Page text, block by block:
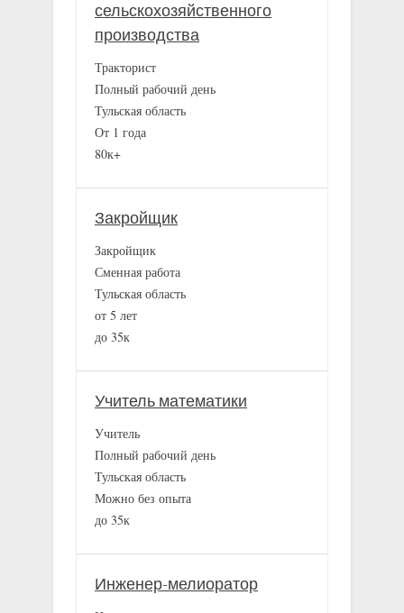
сельскохозяйственного
производства
Тракторист
Полный рабочий день
Тульская область
От 1 года
80к+
Закройщик
Закройщик
Сменная работа
Тульская область
от 5 лет
до 35к
Учитель математики
Учитель
Полный рабочий день
Тульская область
Можно без опыта
до 35к
Инженер-мелиоратор